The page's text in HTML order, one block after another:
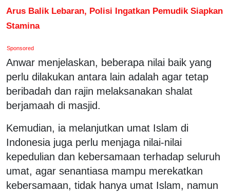
Arus Balik Lebaran, Polisi Ingatkan Pemudik Siapkan
Stamina
Sponsored
Anwar menjelaskan, beberapa nilai baik yang
perlu dilakukan antara lain adalah agar tetap
beribadah dan rajin melaksanakan shalat
berjamaah di masjid.
Kemudian, ia melanjutkan umat Islam di
Indonesia juga perlu menjaga nilai-nilai
kepedulian dan kebersamaan terhadap seluruh
umat, agar senantiasa mampu merekatkan
kebersamaan, tidak hanya umat Islam, namun